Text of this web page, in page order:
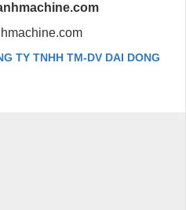
TY TNHH TM-DV DAI DONG